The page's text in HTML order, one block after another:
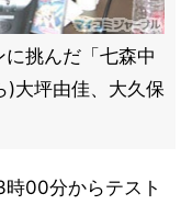
挑んだ「七森中
大坪由佳、大久保
00分からテスト